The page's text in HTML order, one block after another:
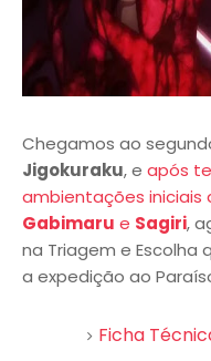
Chegamos ao
Jigokuraku, e após
ambientações iniciais
Gabimaru e Sagiri,
na Triagem e Escolha
a expedição ao
Ficha